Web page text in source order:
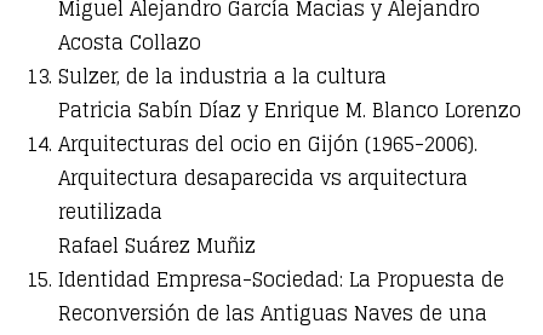
Miguel Alejandro García Macias y Alejandro
Acosta Collazo
Sulzer, de la industria a la cultura
Patricia Sabín Díaz y Enrique M. Blanco Lorenzo
Arquitecturas del ocio en Gijón (1965-2006).
Arquitectura desaparecida vs arquitectura
reutilizada
Rafael Suárez Muñiz
Identidad Empresa-Sociedad: La Propuesta de
Reconversión de las Antiguas Naves de una